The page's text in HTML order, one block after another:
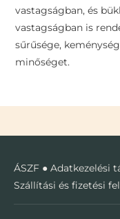
vastagságban, és
vastagságban is
sűrűsége,
minőséget.
ÁSZF ● Adatkezelési
Szállítási és fizetési